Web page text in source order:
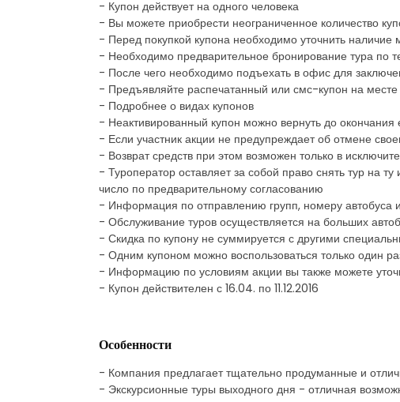
- Купон действует на одного человека
- Вы можете приобрести неограниченное количество
- Перед покупкой купона необходимо уточнить
- Необходимо предварительное бронирование тура по
- После чего необходимо подъехать в офис для
- Предъявляйте распечатанный или смс-купон на месте
- Подробнее о видах купонов
- Неактивированный купон можно вернуть до окончания
- Если участник акции не предупреждает об отмене
- Возврат средств при этом возможен только в
- Туроператор оставляет за собой право снять тур на
число по предварительному согласованию
- Информация по отправлению групп, номеру автобуса
- Обслуживание туров осуществляется на больших
- Скидка по купону не суммируется с другими
- Одним купоном можно воспользоваться только один
- Информацию по условиям акции вы также можете
- Купон действителен с 16.04. по 11.12.2016
Особенности
- Компания предлагает тщательно продуманные и
- Экскурсионные туры выходного дня - отличная